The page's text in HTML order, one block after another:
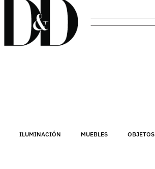
ILUMINACIÓN MUEBLES OBJETOS